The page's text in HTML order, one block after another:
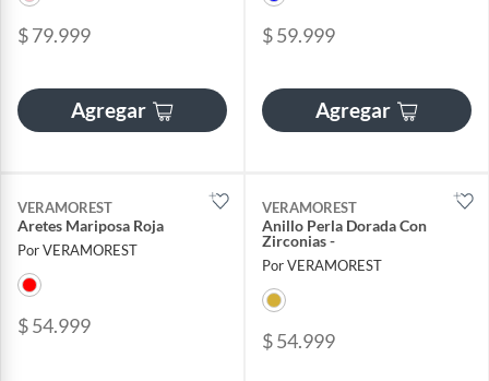
$ 79.999
Agregar
$ 59.999
Agregar
VERAMOREST
Aretes Mariposa Roja
Por VERAMOREST
$ 54.999
VERAMOREST
Anillo Perla Dorada Con
Zirconias -
Por VERAMOREST
$ 54.999